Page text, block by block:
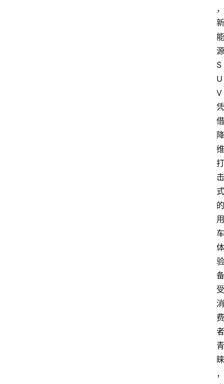
，
新
能
源
S
U
V
凭
借
降
维
打
击
式
的
用
车
体
验
备
受
消
费
者
青
睐
，